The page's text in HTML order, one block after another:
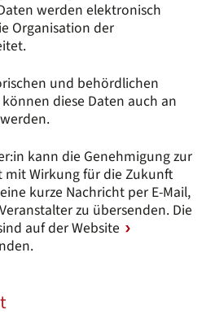
werden elektronisch
Organisation der
und behördlichen
diese Daten auch an
kann die Genehmigung zur
mit Wirkung für die Zukunft
kurze Nachricht per E-Mail,
zu übersenden. Die
auf der Website